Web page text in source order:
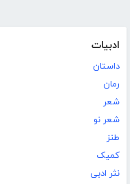
ادبیات
داستان
رمان
شعر
شعر نو
طنز
کمیک
نثر ادبی